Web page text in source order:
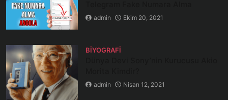
admin Ekim 20, 2021
BIYOGRAFI
admin Nisan 12, 2021